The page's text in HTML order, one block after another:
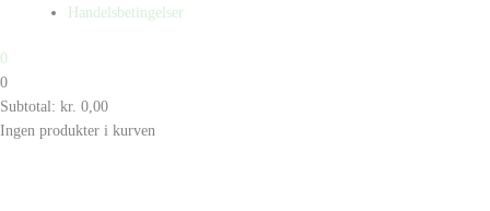
Handelsbetingelser
0
0
Subtotal: kr. 0,00
Ingen produkter i kurven